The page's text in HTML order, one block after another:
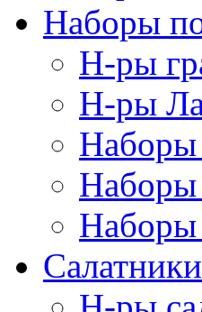
Наборы
Н-ры
Н-ры
Наборы
Наборы
Наборы
Салатники